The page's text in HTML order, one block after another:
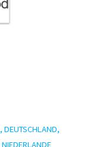
,DEUTSCHLAND,
NIEDERLANDE